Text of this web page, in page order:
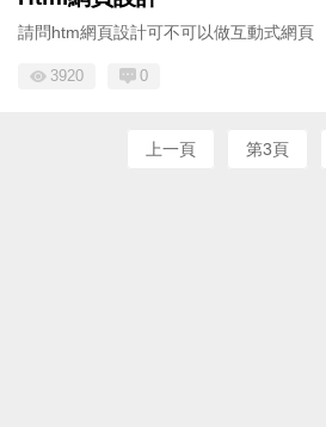
請問htm網頁設計可不可以做互動式網頁
3920 0
上一頁 第3頁